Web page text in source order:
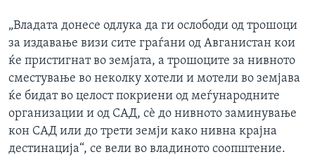
„Владата донесе одлука да ги ослободи од трошоци
за издавање визи сите граѓани од Авганистан кои
ќе пристигнат во земјата, а трошоците за нивното
сместување во неколку хотели и мотели во земјава
ќе бидат во целост покриени од меѓународните
организации и од САД, сѐ до нивното заминување
кон САД или до трети земји како нивна крајна
дестинација“, се вели во владиното соопштение.